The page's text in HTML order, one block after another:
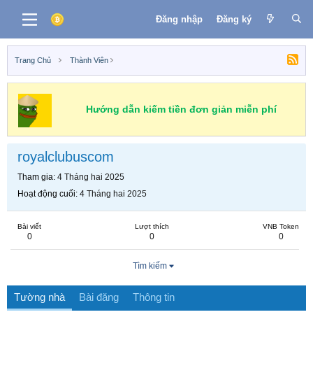
Đăng nhập Đăng ký
Trang Chủ Thành Viên
Hướng dẫn kiếm tiền đơn giản miễn phí
royalclubuscom
Tham gia 4 Tháng hai 2025
Hoạt động cuối 4 Tháng hai 2025
Bài viết
0
Lượt thích
0
VNB Token
0
Tìm kiếm
Tường nhà Bài đăng Thông tin